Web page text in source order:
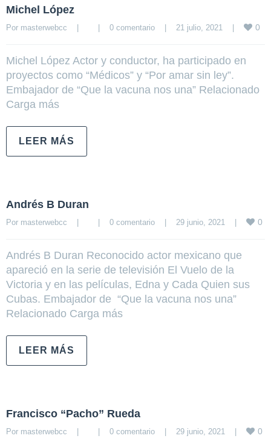
Michel López
Por masterwebcc 0 comentario 21 julio, 2021 0
Michel López Actor y conductor, ha participado en
proyectos como “Médicos” y “Por amar sin ley”.
Embajador de “Que la vacuna nos una” Relacionado
Carga más
LEER MÁS
Andrés B Duran
Por masterwebcc 0 comentario 29 junio, 2021 0
Andrés B Duran Reconocido actor mexicano que
apareció en la serie de televisión El Vuelo de la
Victoria y en las películas, Edna y Cada Quien sus
Cubas. Embajador de “Que la vacuna nos una”
Relacionado Carga más
LEER MÁS
Francisco “Pacho” Rueda
Por masterwebcc 0 comentario 29 junio, 2021 0